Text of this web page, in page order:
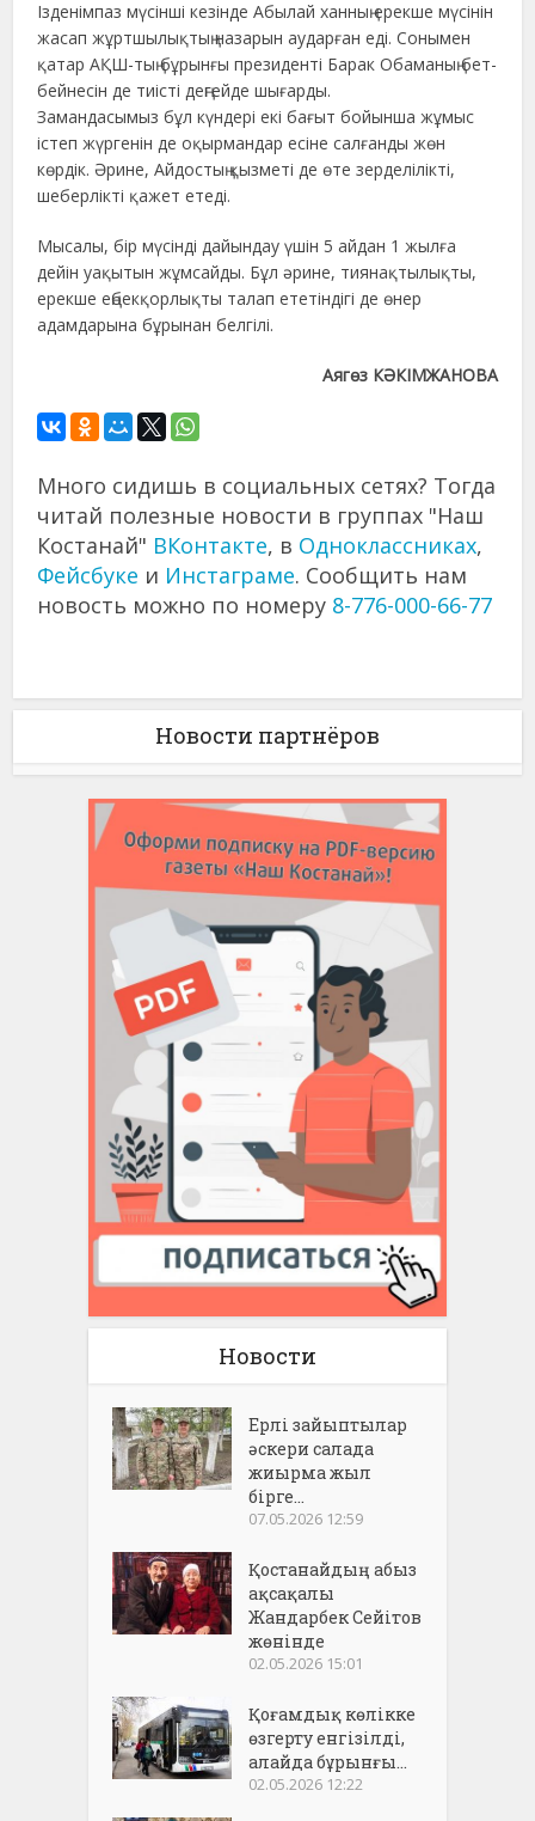
Ізденімпаз мүсінші кезінде Абылай ханның ерекше мүсінін
жасап жұртшылықтың назарын аударған еді. Сонымен
қатар АҚШ-тың бұрынғы президенті Барак Обаманың бет-
бейнесін де тиісті деңгейде шығарды.
Замандасымыз бұл күндері екі бағыт бойынша жұмыс
істеп жүргенін де оқырмандар есіне салғанды жөн
көрдік. Әрине, Айдостың қызметі де өте зерделілікті,
шеберлікті қажет етеді.
Мысалы, бір мүсінді дайындау үшін 5 айдан 1 жылға
дейін уақытын жұмсайды. Бұл әрине, тиянақтылықты,
ерекше еңбекқорлықты талап ететіндігі де өнер
адамдарына бұрынан белгілі.
Аягөз КӘКІМЖАНОВА
Много сидишь в социальных сетях? Тогда
читай полезные новости в группах "Наш
Костанай" ВКонтакте, в Одноклассниках,
Фейсбуке и Инстаграме. Сообщить нам
новость можно по номеру 8-776-000-66-77
Новости партнёров
Новости
Ерлі зайыптылар
әскери салада
жиырма жыл
бірге...
07.05.2026 12:59
Қостанайдың абыз
ақсақалы
Жандарбек Сейітов
жөнінде
02.05.2026 15:01
Қоғамдық көлікке
өзгерту енгізілді,
алайда бұрынғы...
02.05.2026 12:22